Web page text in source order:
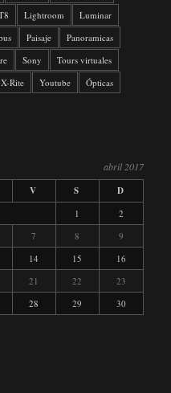
Lightroom
Luminar
Paisaje
Panoramicas
Sony
Tours virtuales
X-Rite Youtube Ópticas
abril 2017
V S D
1
2
7 8
9
14 15
16
21 22
23
28 29 30